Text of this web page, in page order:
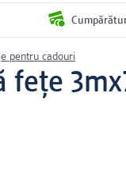
pentru cadouri
fețe